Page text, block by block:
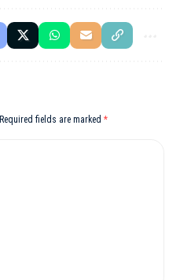
Required fields are marked *